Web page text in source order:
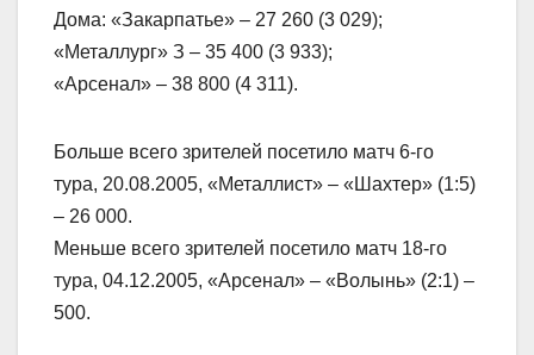
Дома: «Закарпатье» – 27 260 (3 029);
«Металлург» З – 35 400 (3 933);
«Арсенал» – 38 800 (4 311).
Больше всего зрителей посетило матч 6-го
тура, 20.08.2005, «Металлист» – «Шахтер» (1:5)
– 26 000.
Меньше всего зрителей посетило матч 18-го
тура, 04.12.2005, «Арсенал» – «Волынь» (2:1) –
500.